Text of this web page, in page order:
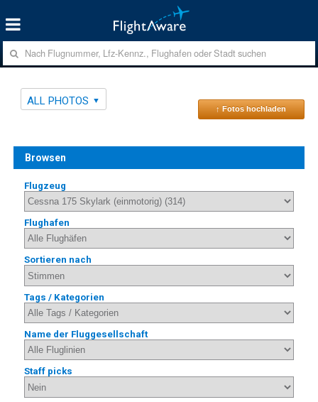
ALL PHOTOS
↑ Fotos hochladen
Browsen
Flugzeug
Flughafen
Sortieren nach
Tags / Kategorien
Name der Fluggesellschaft
Staff picks